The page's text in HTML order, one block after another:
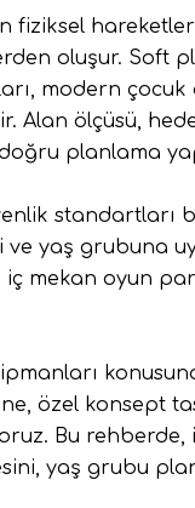
fiziksel
oluşur. Soft
modern
ölçüsü,
planlama
standartları
yaş grubuna
iç mekan oyun
özel konsept
Bu
yaş grubu